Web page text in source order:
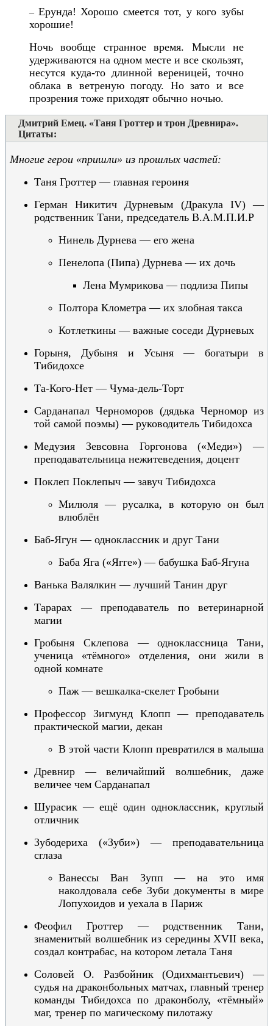
– Ерунда! Хорошо смеется тот, у кого зубы
хорошие!
Ночь вообще странное время. Мысли не
удерживаются на одном месте и все скользят,
несутся куда-то длинной вереницей, точно
облака в ветреную погоду. Но зато и все
прозрения тоже приходят обычно ночью.
Дмитрий Емец. «Таня Гроттер и трон Древнира».
Цитаты:
Многие герои «пришли» из прошлых частей:
Таня Гроттер — главная героиня
Герман Никитич Дурневым (Дракула IV)—
родственник Тани, председатель В.А.М.П.И.Р
Нинель Дурнева — его жена
Пенелопа (Пипа) Дурнева — их дочь
Лена Мумрикова — подлиза Пипы
Полтора Клометра — их злобная такса
Котлеткины — важные соседи Дурневых
Горыня, Дубыня и Усыня — богатыри в
Тибидохсе
Та-Кого-Нет — Чума-дель-Торт
Сарданапал Черноморов (дядька Черномор из
той самой поэмы) — руководитель Тибидохса
Медузия Зевсовна Горгонова(«Меди») —
преподавательница нежитеведения, доцент
Поклеп Поклепыч — завуч Тибидохса
Милюля — русалка, в которую он был
влюблён
Баб-Ягун — одноклассник и друг Тани
Баба Яга («Ягге») — бабушка Баб-Ягуна
Ванька Валялкин — лучший Танин друг
Тарарах — преподаватель по ветеринарной
магии
Гробыня Склепова — одноклассница Тани,
ученица «тёмного» отделения, они жили в
одной комнате
Паж — вешкалка-скелет Гробыни
Профессор Зигмунд Клопп — преподаватель
практической магии, декан
В этой части Клопп превратился в малыша
Древнир — величайший волшебник, даже
величее чем Сарданапал
Шурасик — ещё один одноклассник, круглый
отличник
Зубодериха («Зуби») — преподавательница
сглаза
Ванессы Ван Зупп — на это имя
наколдовала себе Зуби документы в мире
Лопухоидов и уехала в Париж
Феофил Гроттер — родственник Тани,
знаменитый волшебник из середины XVII века,
создал контрабас, на котором летала Таня
Соловей О. Разбойник(Одихмантьевич) —
судья на драконбольных матчах, главный тренер
команды Тибидохса по драконболу, «тёмный»
маг, тренер по магическому пилотажу